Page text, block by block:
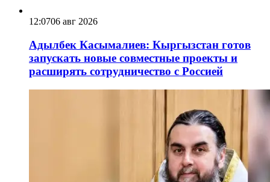
12:0706 авг 2026
Адылбек Касымалиев: Кыргызстан готов
запускать новые совместные проекты и
расширять сотрудничество с Россией